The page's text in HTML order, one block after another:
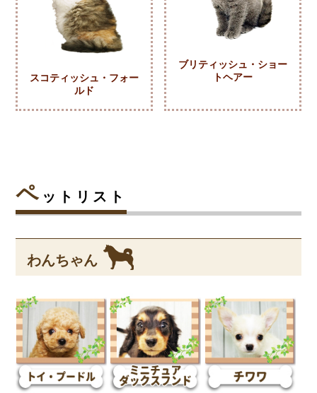
スコティッシュ・フォー
ルド
ブリティッシュ・ショー
トヘアー
ペ ットリスト
わんちゃん